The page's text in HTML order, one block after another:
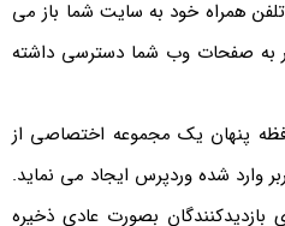
تلفن همراه خود به سایت شما باز می
به صفحات وب شما دسترسی داشته
پنهان یک مجموعه اختصاصی از
وارد شده وردپرس ایجاد می نماید.
بصورت عادی ذخیره